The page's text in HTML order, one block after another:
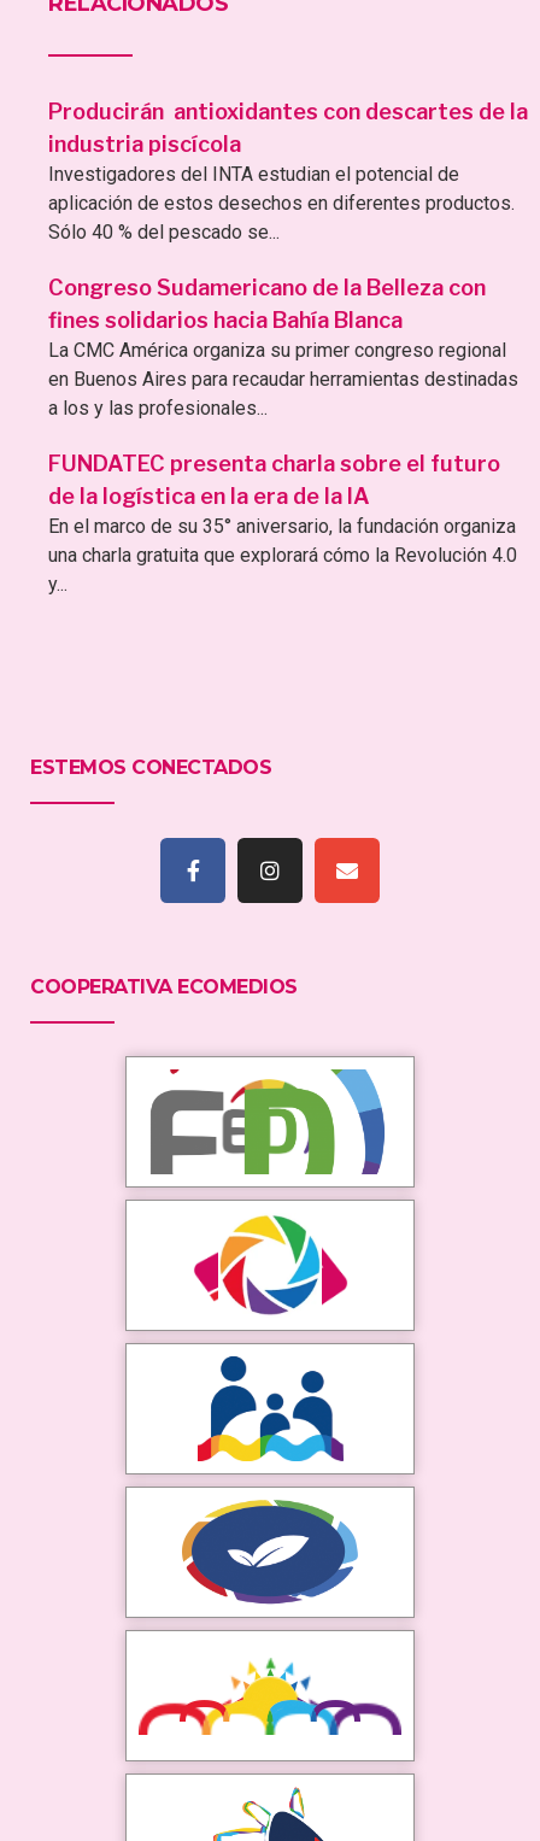
Producirán antioxidantes con descartes de la
industria piscícola
Investigadores del INTA estudian el potencial de
aplicación de estos desechos en diferentes productos.
Sólo 40 % del pescado se...
Congreso Sudamericano de la Belleza con
fines solidarios hacia Bahía Blanca
La CMC América organiza su primer congreso regional
en Buenos Aires para recaudar herramientas destinadas
a los y las profesionales...
FUNDATEC presenta charla sobre el futuro
de la logística en la era de la IA
En el marco de su 35° aniversario, la fundación organiza
una charla gratuita que explorará cómo la Revolución 4.0
y...
ESTEMOS CONECTADOS
COOPERATIVA ECOMEDIOS